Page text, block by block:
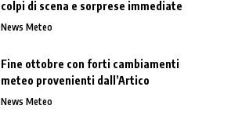
colpi di scena e sorprese immediate
News Meteo
Fine ottobre con forti cambiamenti
meteo provenienti dall’Artico
News Meteo